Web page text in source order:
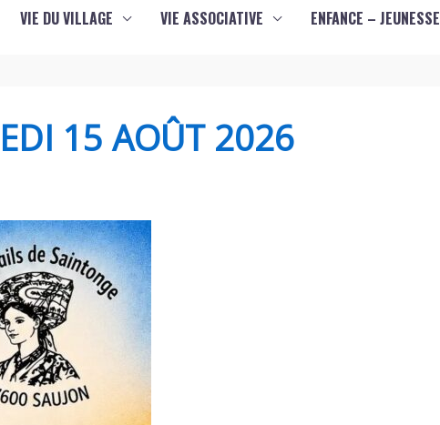
VIE DU VILLAGE VIE ASSOCIATIVE ENFANCE – JEUNESSE
15 AOÛT 2026